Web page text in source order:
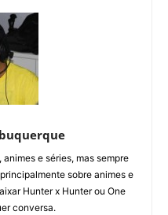
e séries, mas sempre
sobre animes e
Hunter x Hunter ou One
conversa.